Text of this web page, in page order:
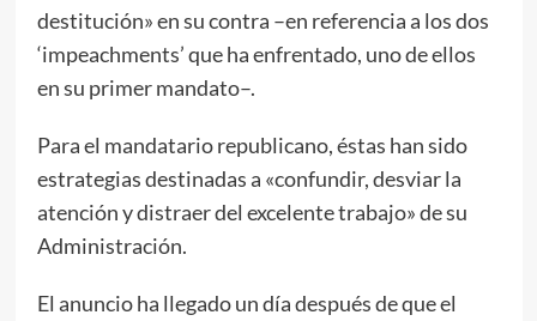
destitución» en su contra –en referencia a los dos
‘impeachments’ que ha enfrentado, uno de ellos
en su primer mandato–.
Para el mandatario republicano, éstas han sido
estrategias destinadas a «confundir, desviar la
atención y distraer del excelente trabajo» de su
Administración.
El anuncio ha llegado un día después de que el